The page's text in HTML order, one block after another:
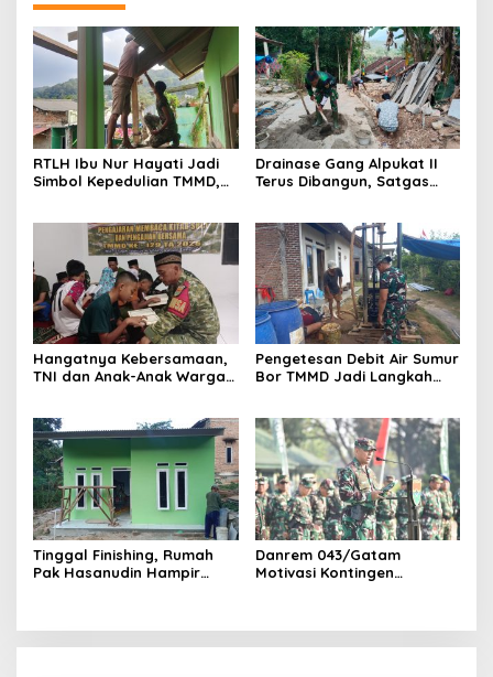
RTLH Ibu Nur Hayati Jadi
Simbol Kepedulian TMMD,
Drainase Gang Alpukat II
Terus Dibangun, Satgas
Hangatnya Kebersamaan,
TNI dan Anak-Anak Warga
Pengetesan Debit Air Sumur
Bor TMMD Jadi Langkah
bagi Warga
Tinggal Finishing, Rumah
Pak Hasanudin Hampir
Danrem 043/Gatam
Motivasi Kontingen